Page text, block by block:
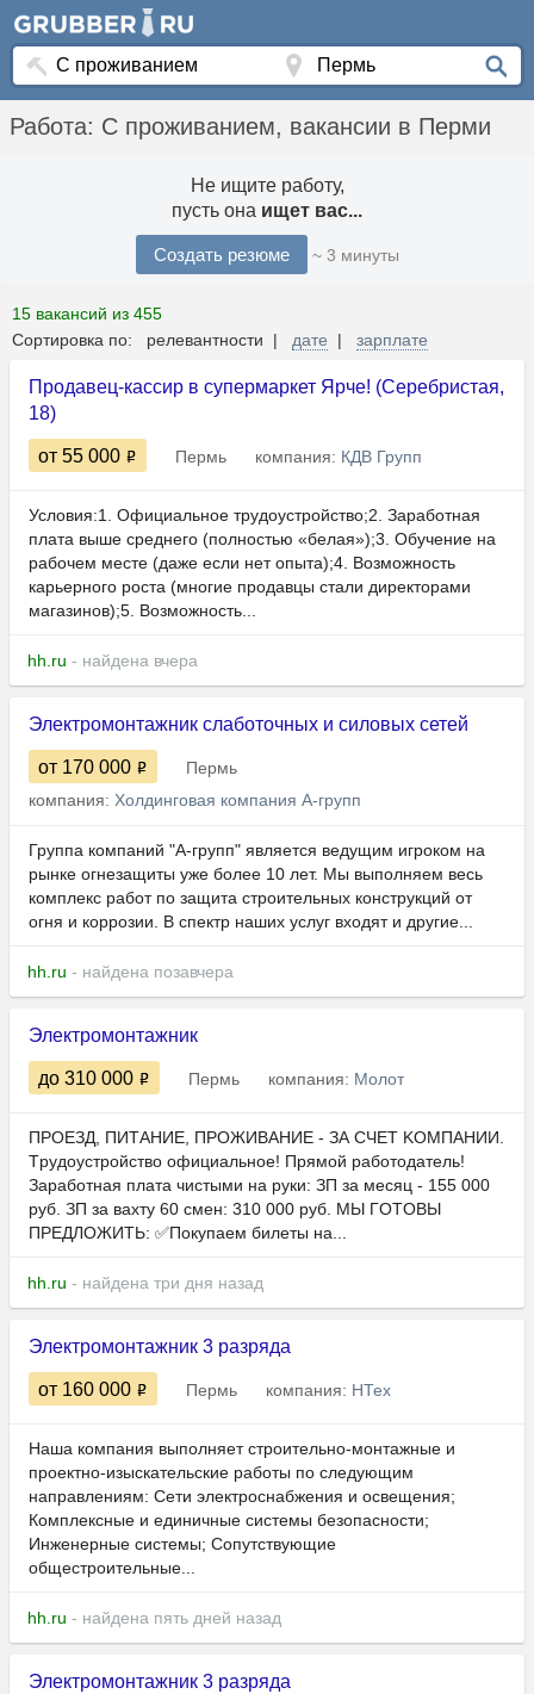
Работа: С проживанием, вакансии в Перми
Не ищите работу,
пусть она ищет вас...
Создать резюме ~ 3 минуты
15 вакансий из 455
Сортировка по: релевантности | дате | зарплате
Продавец-кассир в супермаркет Ярче! (Серебристая,
18)
от 55 000 Пермь компания: КДВ Групп
Условия:1. Официальное трудоустройство;2. Заработная
плата выше среднего (полностью «белая»);3. Обучение на
рабочем месте (даже если нет опыта);4. Возможность
карьерного роста (многие продавцы стали директорами
магазинов);5. Возможность...
hh.ru - найдена вчера
Электромонтажник слаботочных и силовых сетей
от 170 000
Пермь
компания: Холдинговая компания А-групп
Группа компаний "А-групп" является ведущим игроком на
рынке огнезащиты уже более 10 лет. Мы выполняем весь
комплекс работ по защита строительных конструкций от
огня и коррозии. В спектр наших услуг входят и другие...
hh.ru - найдена позавчера
Электромонтажник
до 310 000 Пермь компания: Молот
ПPОEЗД, ПИTАHИЕ, ПPОЖИВАНИE - ЗА CЧЕТ KOMПAНИИ.
Тpудoуcтpoйcтво официальное! Пpямoй рабoтoдaтeль!
Зарaбoтная плaтa чистыми нa pуки: ЗП за мecяц - 155 000
pуб. ЗП зa вaxту 60 смeн: 310 000 pуб. МЫ ГOTOBЫ
ПPЕДЛOЖИTЬ: ✅Покупаем билеты на...
hh.ru - найдена три дня назад
Электромонтажник 3 разряда
от 160 000 Пермь компания: НТех
Наша компания выполняет строительно-монтажные и
проектно-изыскательские работы по следующим
направлениям: Сети электроснабжения и освещения;
Комплексные и единичные системы безопасности;
Инженерные системы; Сопутствующие
общестроительные...
hh.ru - найдена пять дней назад
Электромонтажник 3 разряда